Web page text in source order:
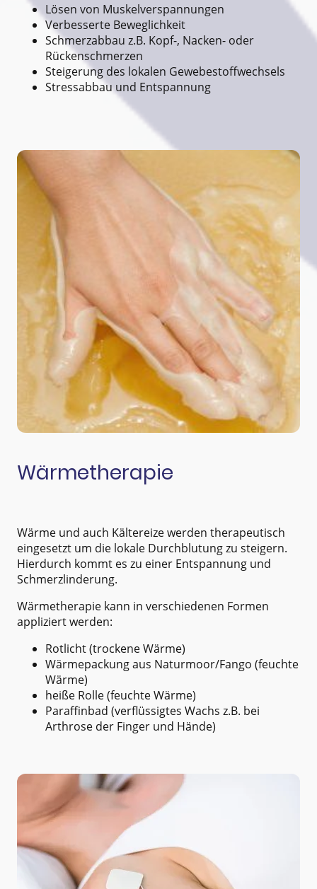
Lösen von Muskelverspannungen
Verbesserte Beweglichkeit
Schmerzabbau z.B. Kopf-, Nacken- oder
Rückenschmerzen
Steigerung des lokalen Gewebestoffwechsels
Stressabbau und Entspannung
Wärmetherapie
Wärme und auch Kältereize werden therapeutisch
eingesetzt um die lokale Durchblutung zu steigern.
Hierdurch kommt es zu einer Entspannung und
Schmerzlinderung.
Wärmetherapie kann in verschiedenen Formen
appliziert werden:
Rotlicht (trockene Wärme)
Wärmepackung aus Naturmoor/Fango (feuchte
Wärme)
heiße Rolle (feuchte Wärme)
Paraffinbad (verflüssigtes Wachs z.B. bei
Arthrose der Finger und Hände)